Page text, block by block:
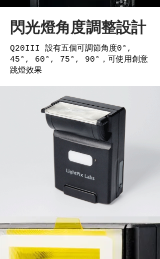
閃光燈角度調整設計
Q20III 設有五個可調節角度0°,
45°, 60°, 75°, 90°，可使用創意
跳燈效果